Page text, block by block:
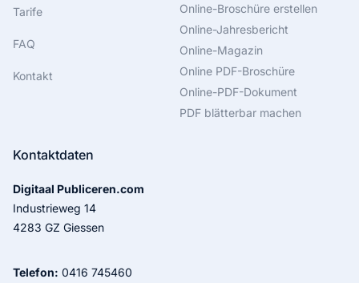
Tarife
FAQ
Kontakt
Online-Broschüre erstellen
Online-Jahresbericht
Online-Magazin
Online PDF-Broschüre
Online-PDF-Dokument
PDF blätterbar machen
Kontaktdaten
Digitaal Publiceren.com
Industrieweg 14
4283 GZ Giessen
Telefon: 0416 745460